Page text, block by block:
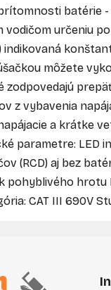
batérie
vodičom určeniu
môžete
zodpovedajú
z vybavenia
a krátke
parametre: LED
(RCD) aj bez
pohyblivého hrotu
CAT III 690V